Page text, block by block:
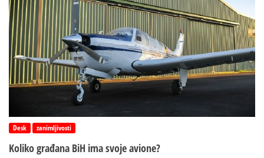
Desk zanimljivosti
Koliko građana BiH ima svoje avione?